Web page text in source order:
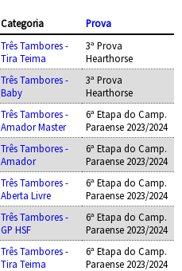
Categoria Prova
Três Tambores -
Tira Teima
3ª Prova
Hearthorse
Três Tambores -
Baby
3ª Prova
Hearthorse
Três Tambores -
Amador Master
6ª Etapa do Camp.
Paraense 2023/2024
Três Tambores -
Amador
6ª Etapa do Camp.
Paraense 2023/2024
Três Tambores -
Aberta Livre
6ª Etapa do Camp.
Paraense 2023/2024
Três Tambores -
GP HSF
6ª Etapa do Camp.
Paraense 2023/2024
Três Tambores -
Tira Teima
6ª Etapa do Camp.
Paraense 2023/2024